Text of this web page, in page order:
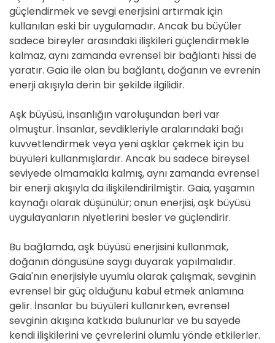
güçlendirmek ve sevgi enerjisini artırmak için
kullanılan eski bir uygulamadır. Ancak bu büyüler
sadece bireyler arasındaki ilişkileri güçlendirmekle
kalmaz, aynı zamanda evrensel bir bağlantı hissi de
yaratır. Gaia ile olan bu bağlantı, doğanın ve evrenin
enerji akışıyla derin bir şekilde ilgilidir.
Aşk büyüsü, insanlığın varoluşundan beri var
olmuştur. İnsanlar, sevdikleriyle aralarındaki bağı
kuvvetlendirmek veya yeni aşklar çekmek için bu
büyüleri kullanmışlardır. Ancak bu sadece bireysel
seviyede olmamakla kalmış, aynı zamanda evrensel
bir enerji akışıyla da ilişkilendirilmiştir. Gaia, yaşamın
kaynağı olarak düşünülür; onun enerjisi, aşk büyüsü
uygulayanların niyetlerini besler ve güçlendirir.
Bu bağlamda, aşk büyüsü enerjisini kullanmak,
doğanın döngüsüne saygı duyarak yapılmalıdır.
Gaia'nın enerjisiyle uyumlu olarak çalışmak, sevginin
evrensel bir güç olduğunu kabul etmek anlamına
gelir. İnsanlar bu büyüleri kullanırken, evrensel
sevginin akışına katkıda bulunurlar ve bu sayede
kendi ilişkilerini ve çevrelerini olumlu yönde etkilerler.